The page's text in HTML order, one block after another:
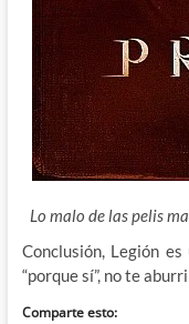
Lo malo de las pelis
Conclusión, Legión
“porque sí”, no te
Comparte esto: